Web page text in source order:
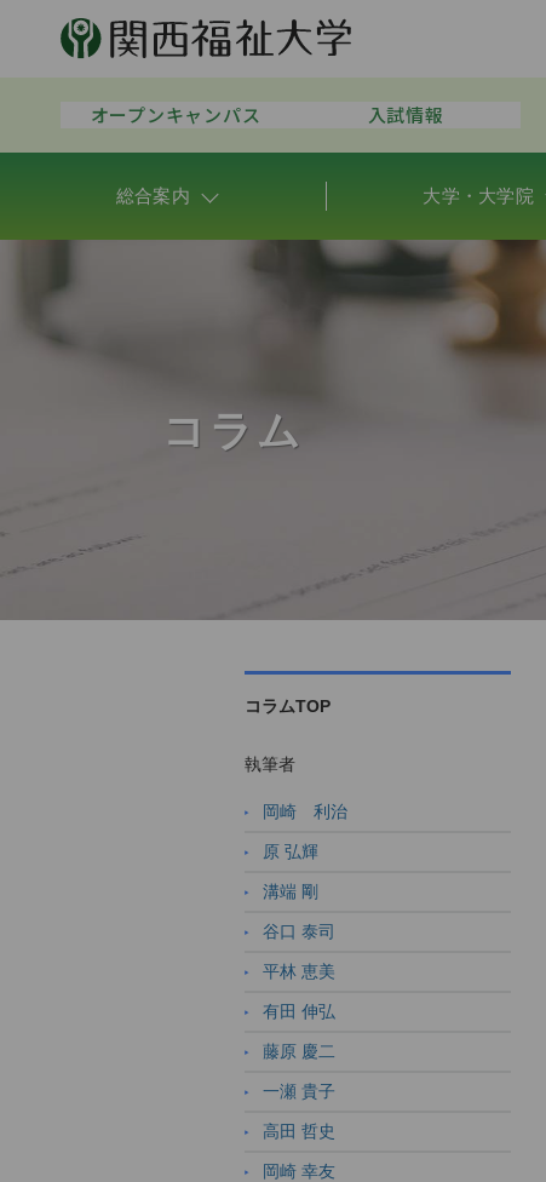
オープンキャンパス 入試情報
総合案内 大学・大学院
コラム
コラムTOP
執筆者
岡崎 利治
原 弘輝
溝端 剛
谷口 泰司
平林 恵美
有田 伸弘
藤原 慶二
一瀬 貴子
高田 哲史
岡崎 幸友